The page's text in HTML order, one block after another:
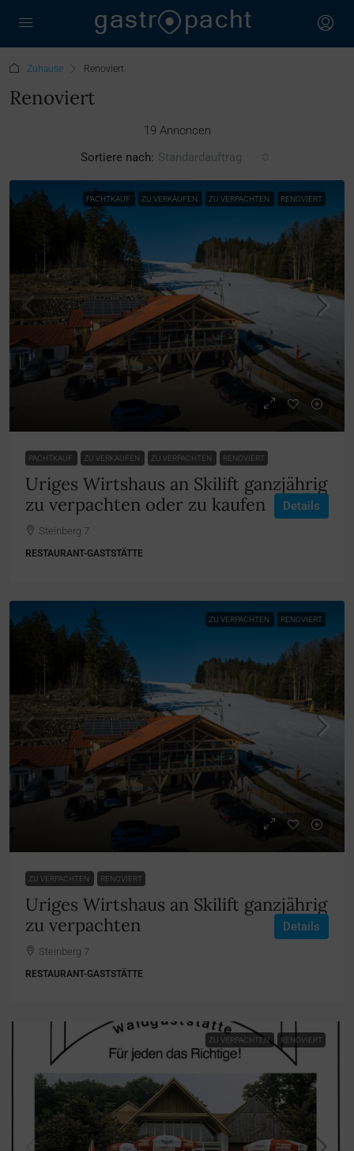
Zuhause Renoviert
Renoviert
19 Annoncen
Sortiere nach: Standardauftrag
PACHTKAUF ZU VERKAUFEN ZU VERPACHTEN RENOVIERT
PACHTKAUF ZU VERKAUFEN ZU VERPACHTEN RENOVIERT
Uriges Wirtshaus an Skilift ganzjährig
zu verpachten oder zu kaufen
Steinberg 7
RESTAURANT-GASTSTÄTTE
Details
ZU VERPACHTEN RENOVIERT
ZU VERPACHTEN RENOVIERT
Uriges Wirtshaus an Skilift ganzjährig
zu verpachten
Steinberg 7
RESTAURANT-GASTSTÄTTE
Details
ZU VERPACHTEN RENOVIERT